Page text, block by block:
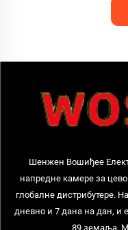
Шенжен Вошиђее
напредне камере за
глобалне дистрибутере.
дневно и 7 дана на дан, и
89 земаља.